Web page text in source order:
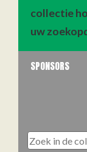
collectie
uw
SPONSORS